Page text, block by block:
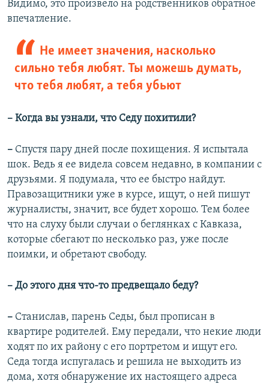
Видимо, это произвело на родственников обратное
впечатление.
Не имеет значения, насколько
сильно тебя любят. Ты можешь думать,
что тебя любят, а тебя убьют
– Когда вы узнали, что Седу похитили?
– Спустя пару дней после похищения. Я испытала
шок. Ведь я ее видела совсем недавно, в компании с
друзьями. Я подумала, что ее быстро найдут.
Правозащитники уже в курсе, ищут, о ней пишут
журналисты, значит, все будет хорошо. Тем более
что на слуху были случаи о беглянках с Кавказа,
которые сбегают по несколько раз, уже после
поимки, и обретают свободу.
– До этого дня что-то предвещало беду?
– Станислав, парень Седы, был прописан в
квартире родителей. Ему передали, что некие люди
ходят по их району с его портретом и ищут его.
Седа тогда испугалась и решила не выходить из
дома, хотя обнаружение их настоящего адреса